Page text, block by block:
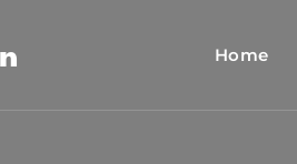
Home